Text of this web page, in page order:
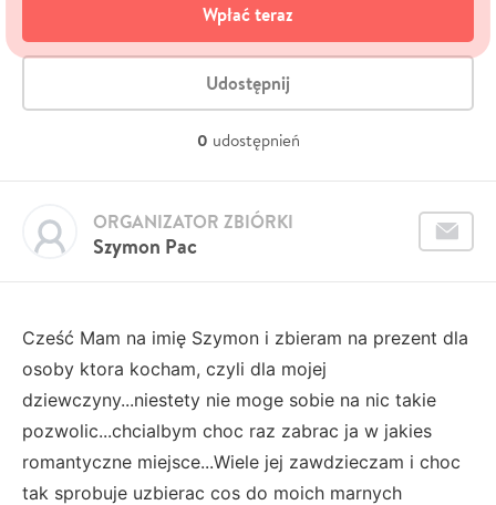
Wpłać teraz
Udostępnij
0 udostępnień
Szymon Pac
ORGANIZATOR ZBIÓRKI
Cześć Mam na imię Szymon i zbieram na prezent dla
osoby ktora kocham, czyli dla mojej
dziewczyny...niestety nie moge sobie na nic takie
pozwolic...chcialbym choc raz zabrac ja w jakies
romantyczne miejsce...Wiele jej zawdzieczam i choc
tak sprobuje uzbierac cos do moich marnych